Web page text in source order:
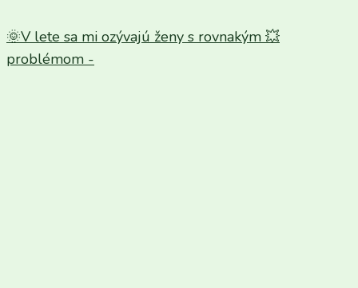
🌞V lete sa mi ozývajú ženy s rovnakým 💥
problémom -